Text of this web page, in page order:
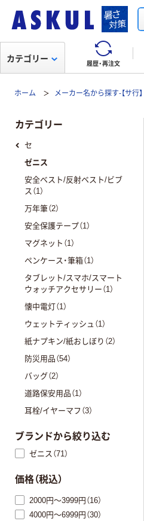
履歴・再注文
カテゴリー
ホーム メーカー名から探す-【サ行】
カテゴリー
セ
ゼニス
安全ベスト/反射ベスト/ビブ
ス（1）
万年筆（2）
安全保護テープ（1）
マグネット（1）
ペンケース・筆箱（1）
タブレット/スマホ/スマート
ウォッチアクセサリー（1）
懐中電灯（1）
ウェットティッシュ（1）
紙ナプキン/紙おしぼり（2）
防災用品（54）
バッグ（2）
道路保安用品（1）
耳栓/イヤーマフ（3）
ブランドから絞り込む
ゼニス（71）
価格（税込）
2000円～3999円（16）
4000円～6999円（30）